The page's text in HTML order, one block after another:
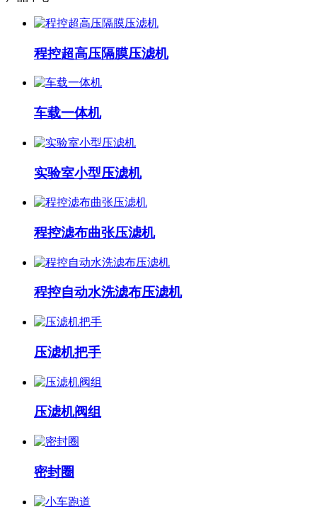
程控超高压隔膜压滤机
车载一体机
实验室小型压滤机
程控滤布曲张压滤机
程控自动水洗滤布压滤机
压滤机把手
压滤机阀组
密封圈